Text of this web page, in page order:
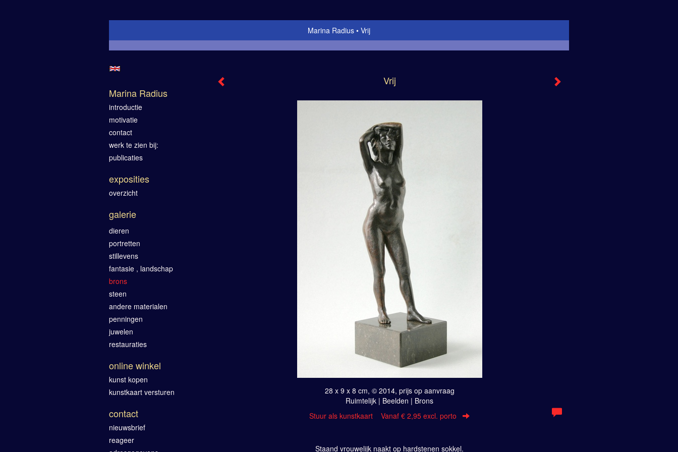
Marina Radius Vrij
Vrij
28 x 9 x 8 cm, © 2014, prijs op aanvraag
Ruimtelijk | Beelden | Brons
Stuur als kunstkaart Vanaf € 2,95 excl. porto
Staand vrouwelijk naakt op hardstenen sokkel.
Marina Radius
introductie
motivatie
contact
werk te zien bij:
publicaties
exposities
overzicht
galerie
dieren
portretten
stillevens
fantasie , landschap
brons
steen
andere materialen
penningen
juwelen
restauraties
online winkel
kunst kopen
kunstkaart versturen
contact
nieuwsbrief
reageer